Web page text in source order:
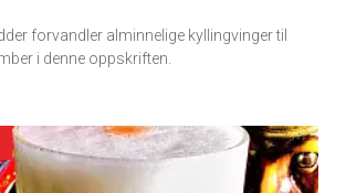
forvandler alminnelige kyllingvinger til
i denne oppskriften.